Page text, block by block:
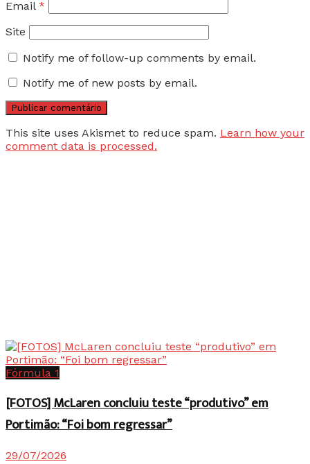
Email *
Site
Notify me of follow-up comments by email.
Notify me of new posts by email.
This site uses Akismet to reduce spam. Learn how your
comment data is processed.
Fórmula 1
[FOTOS] McLaren concluiu teste “produtivo” em
Portimão: “Foi bom regressar”
29/07/2026